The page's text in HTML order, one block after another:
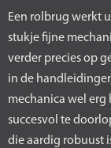
Een rolbrug werkt
stukje fijne
verder precies op
in de
mechanica wel erg
succesvol te
die aardig robuust